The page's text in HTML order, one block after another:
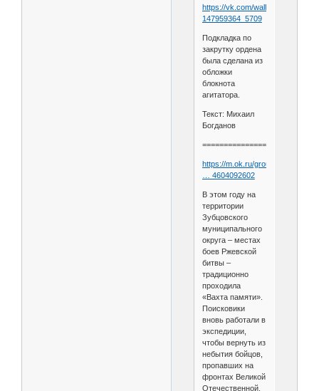
https://vk.com/wall-
147959364_5709
Подкладка по
закрутку ордена
была сделана из
обложки
блокнота
агитатора.
Текст: Михаил
Богданов
https://m.ok.ru/group/
… 4604092602
В этом году на
территории
Зубцовского
муниципального
округа – местах
боев Ржевской
битвы –
традиционно
проходила
«Вахта памяти».
Поисковики
вновь работали в
экспедиции,
чтобы вернуть из
небытия бойцов,
пропавших на
фронтах Великой
Отечественной.